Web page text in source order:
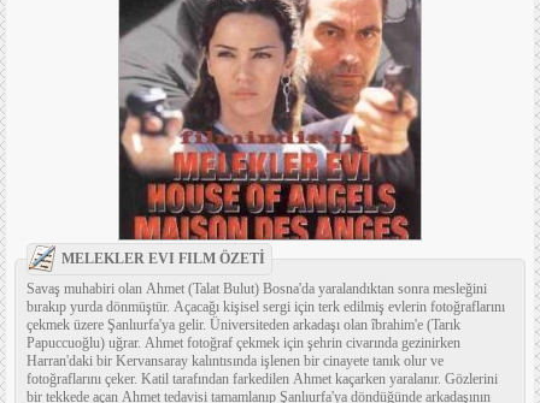
MELEKLER EVI FILM ÖZETİ
Savaş muhabiri olan Ahmet (Talat Bulut) Bosna'da yaralandıktan sonra mesleğini
bırakıp yurda dönmüştür. Açacağı kişisel sergi için terk edilmiş evlerin fotoğraflarını
çekmek üzere Şanlıurfa'ya gelir. Üniversiteden arkadaşı olan îbrahim'e (Tarık
Papuccuoğlu) uğrar. Ahmet fotoğraf çekmek için şehrin civarında gezinirken
Harran'daki bir Kervansaray kalıntısında işlenen bir cinayete tanık olur ve
fotoğraflarını çeker. Katil tarafından farkedilen Ahmet kaçarken yaralanır. Gözlerini
bir tekkede açan Ahmet tedavisi tamamlanıp Şanlıurfa'ya döndüğünde arkadaşının